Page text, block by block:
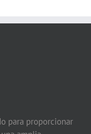
para proporcionar